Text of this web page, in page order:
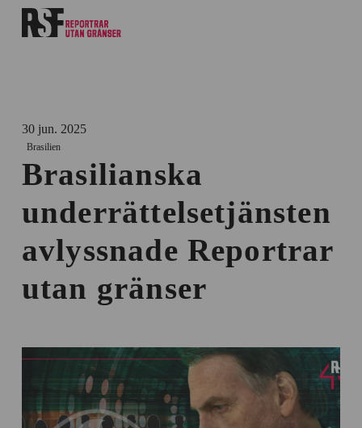
30 jun. 2025
Brasilien
Brasilianska
underrättelsetjänsten
avlyssnade Reportrar
utan gränser